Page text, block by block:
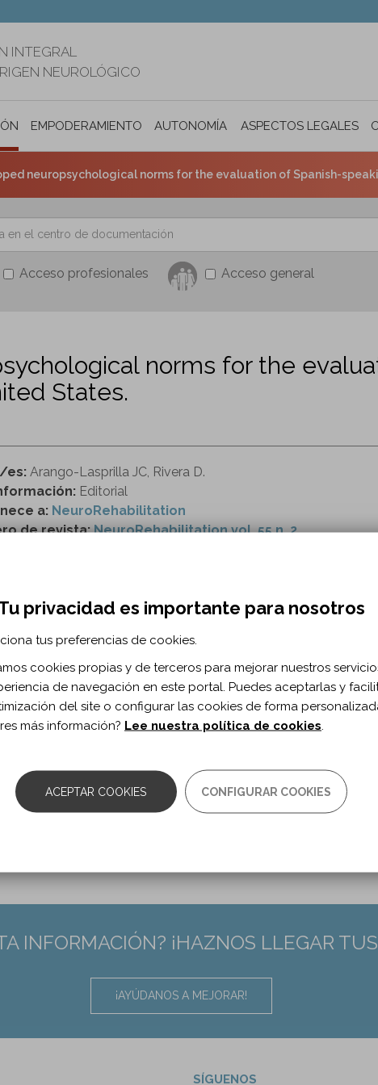
INTEGRAL
NEUROLÓGICO
EMPODERAMIENTO AUTONOMÍA PERSONAL E INCLUSIÓN
ASPECTOS LEGALES
neuropsychological norms for the evaluation of Spanish-
Acceso profesionales Acceso general
norms for the
States.
es: Arango-Lasprilla JC, Rivera D.
Editorial
a: NeuroRehabilitation
de revista:NeuroRehabilitation vol. 55 n. 2
BIBLIOGRÁFICA
2024
2024;55(2)
documento:Inglés
151-154
INFORMACIÓN? ¡HAZNOS LLEGAR
¡AYÚDANOS A MEJORAR!
SÍGUENOS
privacidad es importante para nosotros
tus preferencias de cookies.
cookies propias y de terceros para mejorar nuestros
de navegación en este portal. Puedes aceptarlas y
del site o configurar las cookies de forma
más información? Lee nuestra política de cookies
ACEPTAR COOKIES CONFIGURAR COOKIES